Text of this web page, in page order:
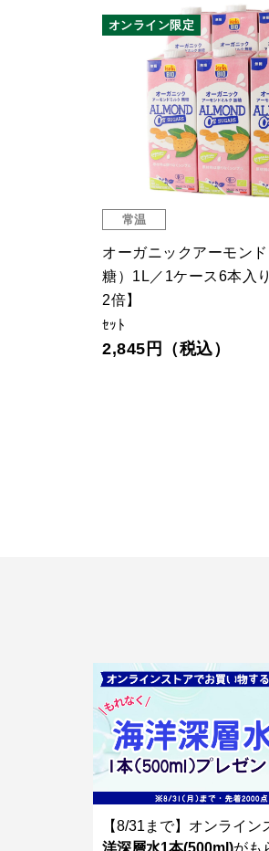
オンライン限定
常温
オーガニックアーモン
糖）1L／1ケース6本入
2倍】
ｾｯﾄ
2,845円（税込）
【8/31まで】オンライン
洋深層水1本(500ml)がも